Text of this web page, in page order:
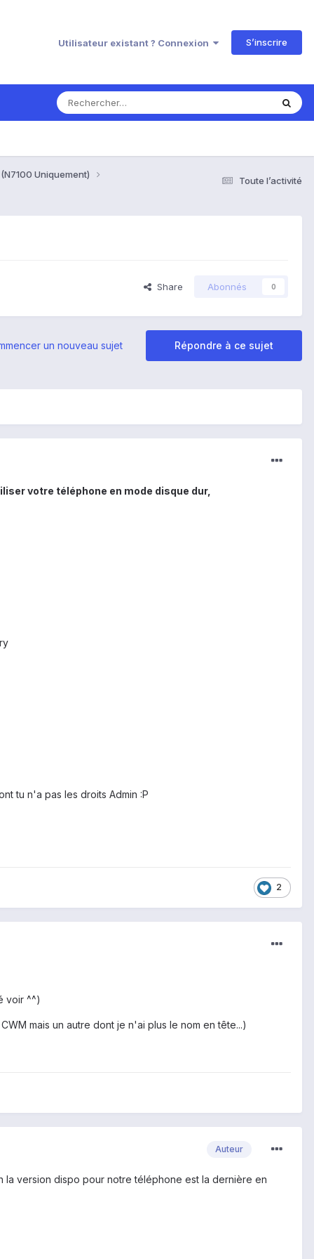
Utilisateur existant ? Connexion S’inscrire
Toute l’activité
Uniquement)
Share Abonnés 0
Répondre à ce sujet
un nouveau sujet
votre téléphone en mode disque dur,
tu n'a pas les droits Admin :P
2
voir ^^)
mais un autre dont je n'ai plus le nom en tête...)
Auteur
version dispo pour notre téléphone est la dernière en